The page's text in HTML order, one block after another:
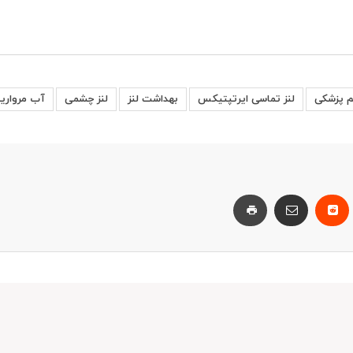
پزشکی لنز تماسی ایرتپتیکس بهداشت لنز لنز چشمی آب